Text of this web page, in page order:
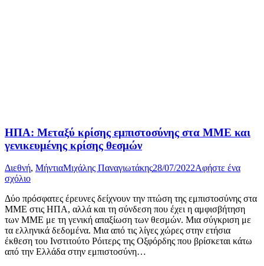
ΗΠΑ: Μεταξύ κρίσης εμπιστοσύνης στα ΜΜΕ και
γενικευμένης κρίσης θεσμών
Διεθνή, ΜήντιαΜιχάλης Παναγιωτάκης28/07/2022Αφήστε ένα
σχόλιο
Δύο πρόσφατες έρευνες δείχνουν την πτώση της εμπιστοσύνης στα
ΜΜΕ στις ΗΠΑ, αλλά και τη σύνδεση που έχει η αμφισβήτηση
των ΜΜΕ με τη γενική απαξίωση των θεσμών. Μια σύγκριση με
τα ελληνικά δεδομένα. Μια από τις λίγες χώρες στην ετήσια
έκθεση του Ινστιτούτο Ρόιτερς της Οξφόρδης που βρίσκεται κάτω
από την Ελλάδα στην εμπιστοσύνη…